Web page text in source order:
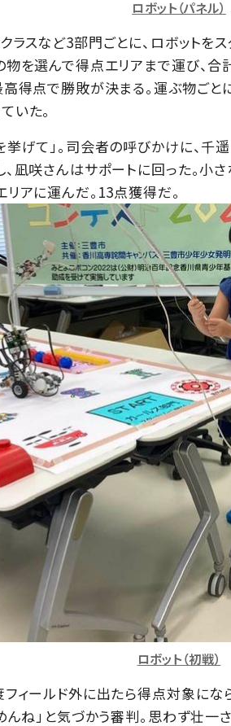
ロボット（パネル）
スなど3部門ごとに、ロボットを
を選んで得点エリアまで運び、合
得点で勝敗が決まる。運ぶ物ごと
いた。
挙げて」。司会者の呼びかけに、
凪咲さんはサポートに回った。小
アに運んだ。13点獲得だ。
ロボット（初戦）
フィールド外に出たら得点対象に
んね」と気づかう審判。思わず壮